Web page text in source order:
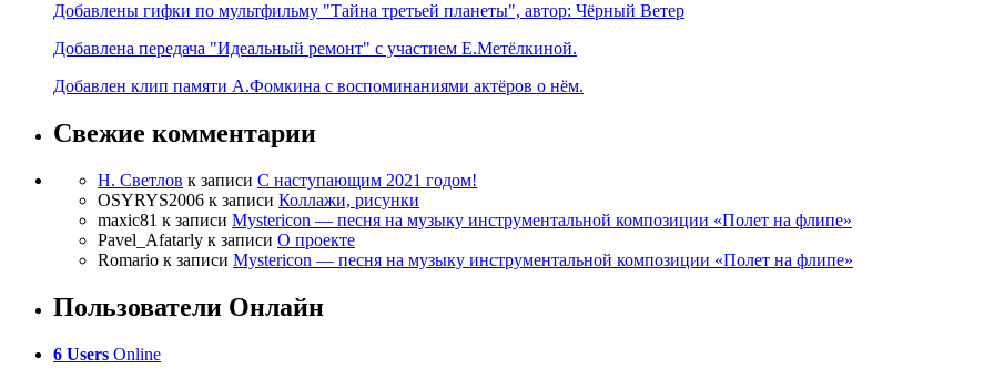
Добавлены гифки по мультфильму "Тайна третьей планеты", автор: Чёрный Ветер
Добавлена передача "Идеальный ремонт" с участием Е.Метёлкиной.
Добавлен клип памяти А.Фомкина с воспоминаниями актёров о нём.
Свежие комментарии
Н. Светлов к записи C наступающим 2021 годом!
OSYRYS2006 к записи Коллажи, рисунки
maxic81 к записи Mystericon — песня на музыку инструментальной композиции «Полет на флипе»
Pavel_Afatarly к записи О проекте
Romario к записи Mystericon — песня на музыку инструментальной композиции «Полет на флипе»
Пользователи Онлайн
6 Users Online